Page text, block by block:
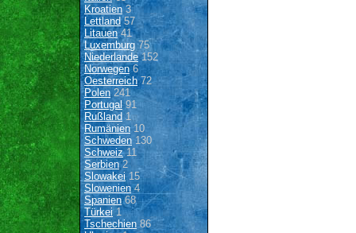
Kroatien3
Lettland57
Litauen41
Luxemburg 75
Niederlande152
Norwegen6
Oesterreich72
Polen 241
Portugal91
Rußland 1
Rumänien10
Schweden 130
Schweiz11
Serbien2
Slowakei15
Slowenien4
Spanien68
Türkei1
Tschechien 86